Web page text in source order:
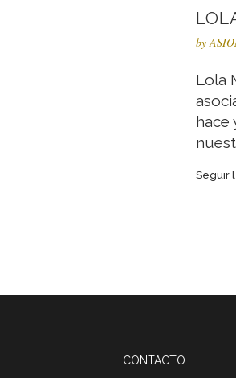
by
Lola
hace
Seguir
CONTACTO